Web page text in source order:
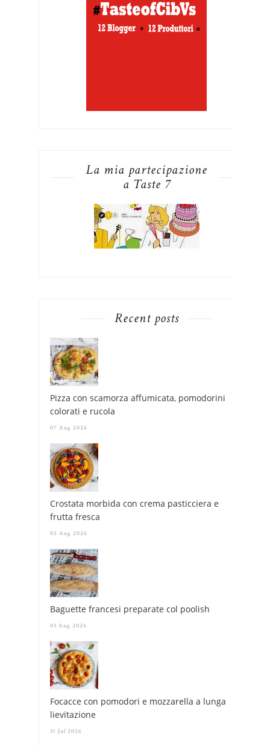
La mia partecipazione
a Taste 7
Recent posts
Pizza con scamorza affumicata, pomodorini
colorati e rucola
07 Aug 2026
Crostata morbida con crema pasticciera e
frutta fresca
05 Aug 2026
Baguette francesi preparate col poolish
03 Aug 2026
Focacce con pomodori e mozzarella a lunga
lievitazione
31 Jul 2026